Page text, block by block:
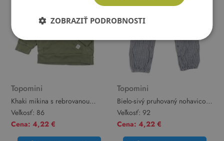
Topomini
Khaki mikina s rebrovanou
vreckom a kapucňou Topomini
Veľkosť: 86
Cena: 4,22 €
Topomini
Bielo-sivý pruhovaný nohavicový
overal Topomini
Veľkosť: 92
Cena: 4,22 €
ZOBRAZIŤ PODROBNOSTI